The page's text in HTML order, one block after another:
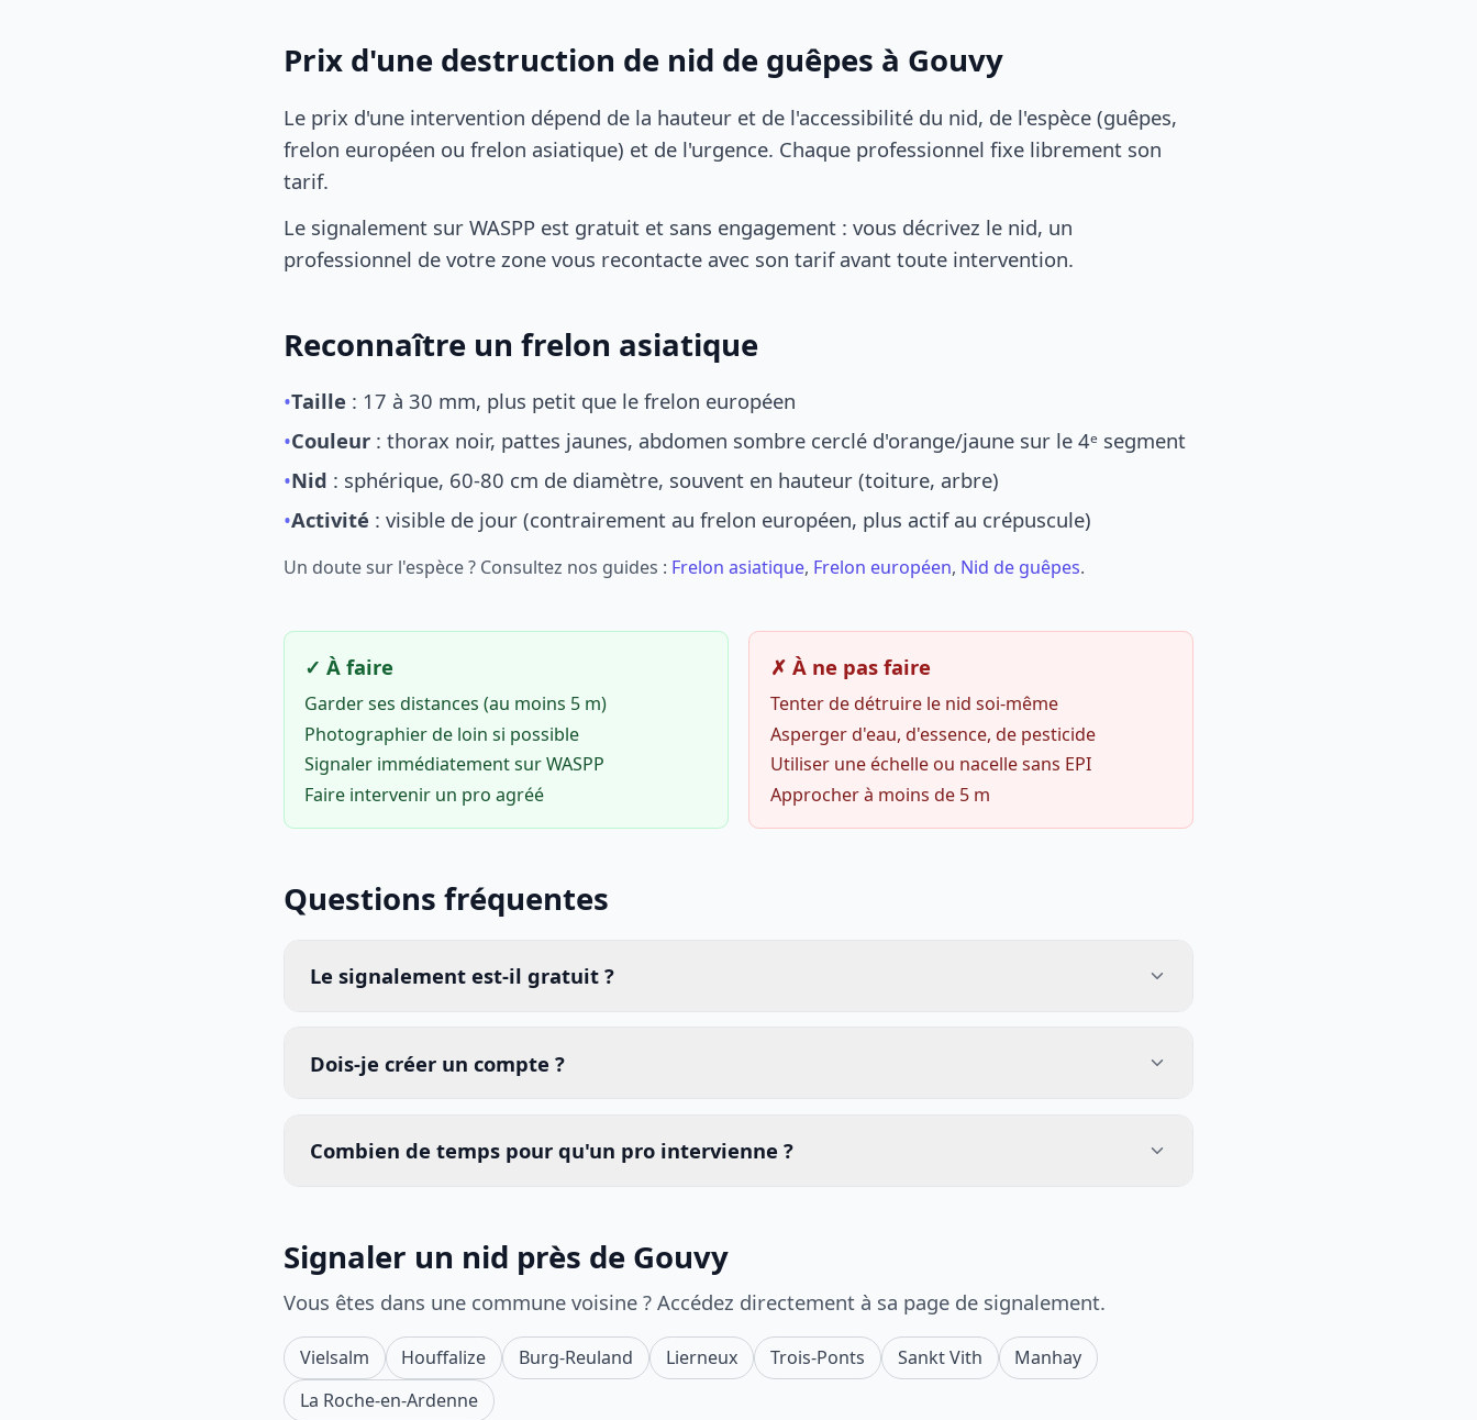
Prix d'une destruction de nid de guêpes à Gouvy
Le prix d'une intervention dépend de la hauteur et de l'accessibilité du nid, de l'espèce (guêpes,
frelon européen ou frelon asiatique) et de l'urgence. Chaque professionnel fixe librement son
tarif.
Le signalement sur WASPP est gratuit et sans engagement : vous décrivez le nid, un
professionnel de votre zone vous recontacte avec son tarif avant toute intervention.
Reconnaître un frelon asiatique
•Taille : 17 à 30 mm, plus petit que le frelon européen
•Couleur : thorax noir, pattes jaunes, abdomen sombre cerclé d'orange/jaune sur le 4ᵉ segment
•Nid : sphérique, 60-80 cm de diamètre, souvent en hauteur (toiture, arbre)
•Activité : visible de jour (contrairement au frelon européen, plus actif au crépuscule)
Un doute sur l'espèce ? Consultez nos guides : Frelon asiatique, Frelon européen, Nid de guêpes.
✓ À faire
Garder ses distances (au moins 5 m)
Photographier de loin si possible
Signaler immédiatement sur WASPP
Faire intervenir un pro agréé
✗ À ne pas faire
Tenter de détruire le nid soi-même
Asperger d'eau, d'essence, de pesticide
Utiliser une échelle ou nacelle sans EPI
Approcher à moins de 5 m
Questions fréquentes
Le signalement est-il gratuit ?
Dois-je créer un compte ?
Combien de temps pour qu'un pro intervienne ?
Signaler un nid près de Gouvy
Vous êtes dans une commune voisine ? Accédez directement à sa page de signalement.
Vielsalm Houffalize Burg-Reuland Lierneux Trois-Ponts Sankt Vith
Manhay
La Roche-en-Ardenne